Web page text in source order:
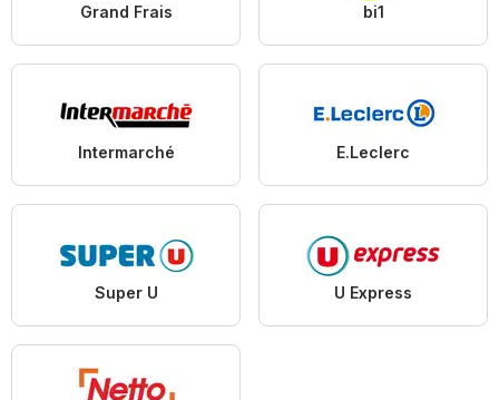
Grand Frais bi1
Intermarché E.Leclerc
Super U U Express